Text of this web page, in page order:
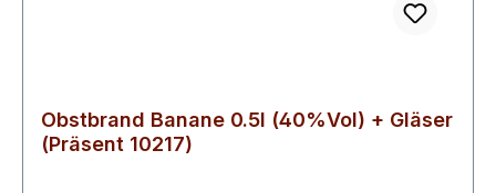
Obstbrand Banane 0.5l (40%Vol) + Gläser
(Präsent 10217)